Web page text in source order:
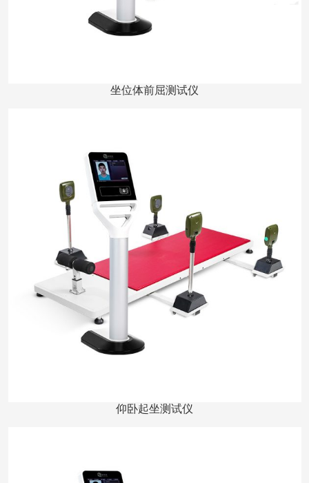
坐位体前屈测试仪
仰卧起坐测试仪